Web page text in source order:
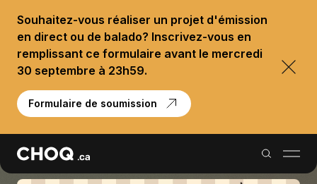
Souhaitez-vous réaliser un projet d'émission
en direct ou de balado? Inscrivez-vous en
remplissant ce formulaire avant le mercredi
30 septembre à 23h59.
Formulaire de soumission